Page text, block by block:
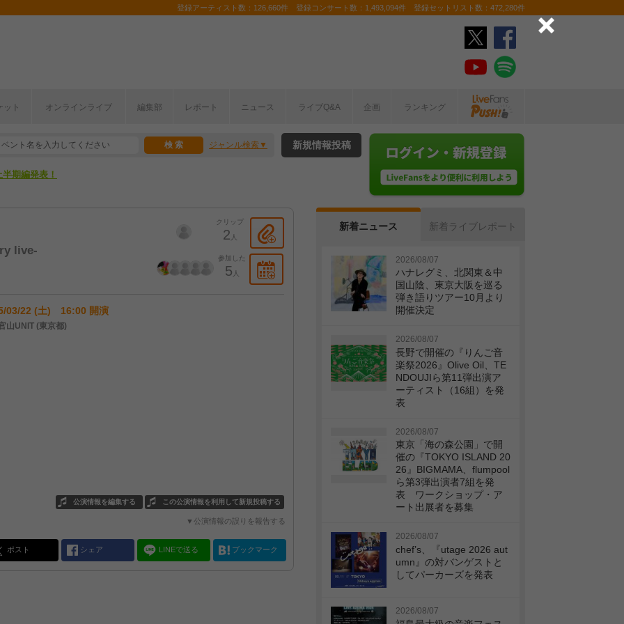
登録アーティスト数：126,660件 登録コンサート数：1,493,094件 登録セットリスト数：472,280件
ット オンラインライブ 編集部 レポート ニュース ライブQ&A 企画 ランキング
ジャンル検索
こから！
期編発表！
新規情報投稿
live-
クリップ
2 人
参加した
5 人
03/22 (土) 16:00 開演
山UNIT (東京都)
この公演情報を利用して新規投稿する
公演情報を編集する
▼公演情報の誤りを報告する
ポスト シェア LINEで送る ブックマーク
新着ニュース 新着ライブレポート
2026/08/07
ハナレグミ、北関東＆中
国山陰、東京大阪を巡る
弾き語りツアー10月より
開催決定
2026/08/07
長野で開催の『りんご音
楽祭2026』Olive Oil、TE
NDOUJIら第11弾出演ア
ーティスト（16組）を発
表
2026/08/07
東京「海の森公園」で開
催の『TOKYO ISLAND 20
26』BIGMAMA、flumpool
ら第3弾出演者7組を発
表 ワークショップ・ア
ート出展者を募集
2026/08/07
chef’s、『utage 2026 aut
umn』の対バンゲストと
してパーカーズを発表
2026/08/07